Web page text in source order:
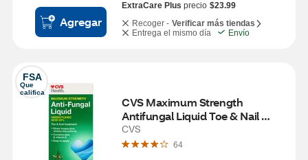
Agregar
ExtraCare Plus precio $23.99
Recoger - Verificar más tiendas
Entrega el mismo día
Envío
FSA
Que
califica
CVS Maximum Strength
Antifungal Liquid Toe & Nail
Treatment, 1.35 OZ
CVS
64